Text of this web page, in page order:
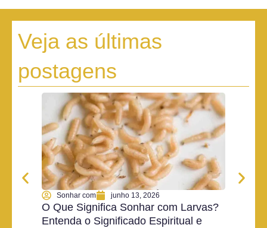
Veja as últimas
postagens
Sonhar com junho 13, 2026
O Que Significa Sonhar com Larvas?
Entenda o Significado Espiritual e